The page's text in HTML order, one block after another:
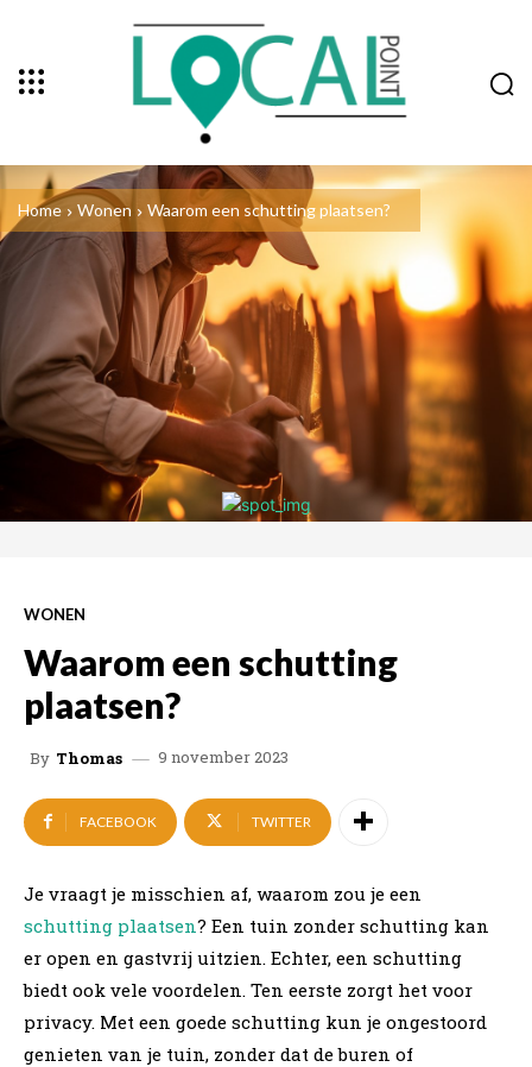
Home Wonen Waarom een schutting plaatsen?
WONEN
Waarom een schutting
plaatsen?
By Thomas 9 november 2023
FACEBOOK TWITTER
Je vraagt je misschien af, waarom zou je een
schutting plaatsen? Een tuin zonder schutting kan
er open en gastvrij uitzien. Echter, een schutting
biedt ook vele voordelen. Ten eerste zorgt het voor
privacy. Met een goede schutting kun je ongestoord
genieten van je tuin, zonder dat de buren of